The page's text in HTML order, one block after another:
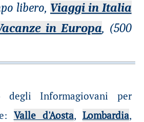
libero, Viaggi in Italia
in Europa, (500
degli Informagiovani per
: Valle d'Aosta, Lombardia,